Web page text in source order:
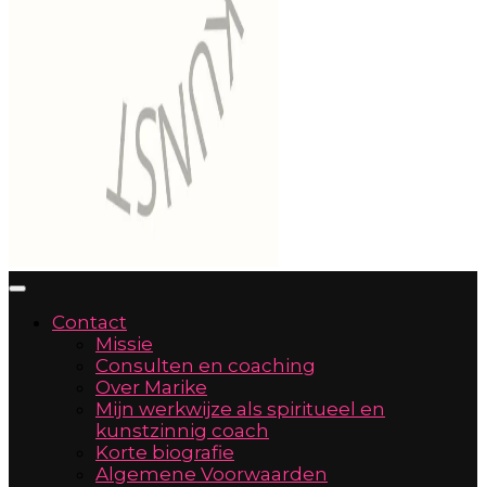
Contact
Missie
Consulten en coaching
Over Marike
Mijn werkwijze als spiritueel en
kunstzinnig coach
Korte biografie
Algemene Voorwaarden